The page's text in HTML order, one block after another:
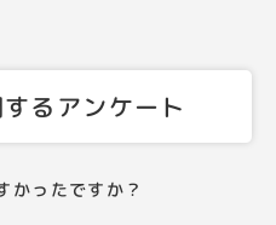
るアンケート
かったですか？